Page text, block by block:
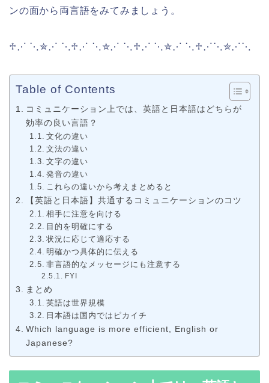
ンの面から両言語をみてみましょう。
♱⋰ ⋱✮⋰ ⋱♱⋰ ⋱✮⋰ ⋱♱⋰ ⋱✮⋰ ⋱♱⋰⋱✮⋰⋱
Table of Contents
コミュニケーション上では、英語と日本語はどちらが
効率の良い言語？
文化の違い
文法の違い
文字の違い
発音の違い
これらの違いから考えまとめると
【英語と日本語】共通するコミュニケーションのコツ
相手に注意を向ける
目的を明確にする
状況に応じて適応する
明確かつ具体的に伝える
非言語的なメッセージにも注意する
FYI
まとめ
英語は世界規模
日本語は国内ではピカイチ
Which language is more efficient, English or
Japanese?